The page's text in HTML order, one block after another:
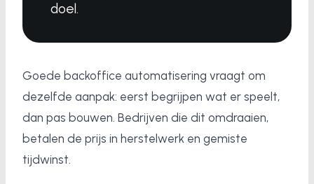
doel.
Goede backoffice automatisering vraagt om
dezelfde aanpak: eerst begrijpen wat er speelt,
dan pas bouwen. Bedrijven die dit omdraaien,
betalen de prijs in herstelwerk en gemiste
tijdwinst.